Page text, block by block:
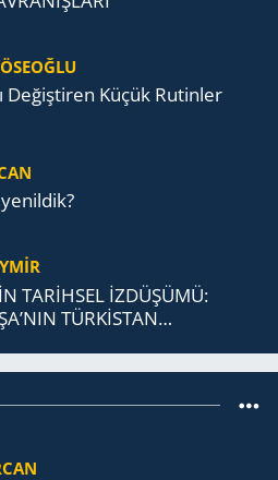
De­ğiş­ti­ren Küçük Ru­tin­ler
TARİHSEL İZDÜŞÜMÜ:
TÜRKİSTAN